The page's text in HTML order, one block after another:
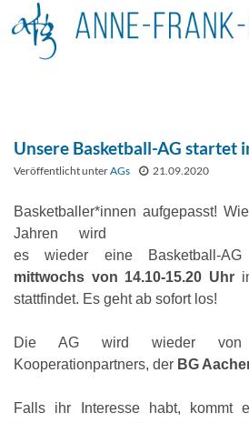
Unsere Basketball-AG startet
Veröffentlicht unterAGs 21.09.2020
Basketballer*innen aufgepasst!
Jahren wird
es wieder eine Basketball-
mittwochs von 14.10-15.20 Uhr
stattfindet. Es geht ab sofort los!
Die AG wird wieder von
Kooperationpartners, der BG
Falls ihr Interesse habt, kommt